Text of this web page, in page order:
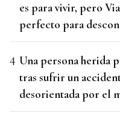
es para vivir, pero
perfecto para
Una persona herida
tras sufrir un
desorientada por el